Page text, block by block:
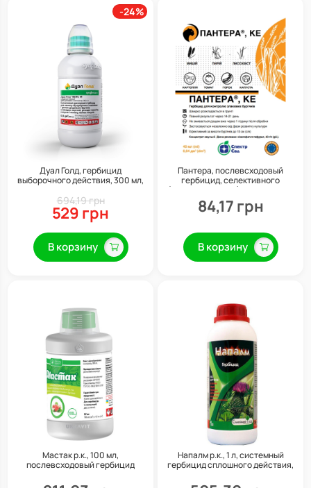
-24%
Дуал Голд, гербицид
выборочного действия, 300 мл,
529 грн
694,19 грн
В корзину
Пантера, послевсходовый
гербицид, селективного
(избирательного) действия, 40
мл
84,17 грн
В корзину
Мастак р.к., 100 мл,
послевсходовый гербицид
Напалм р.к., 1 л, системный
гербицид сплошного действия,